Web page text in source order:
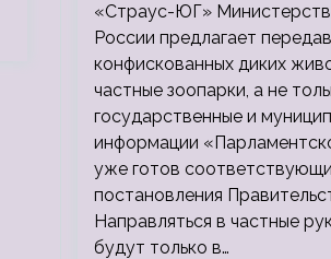
«Страус-ЮГ»
России предлагает
конфискованных диких
частные зоопарки, а не
государственные и
информации
уже готов
постановления
Направляться в частные
будут только в…